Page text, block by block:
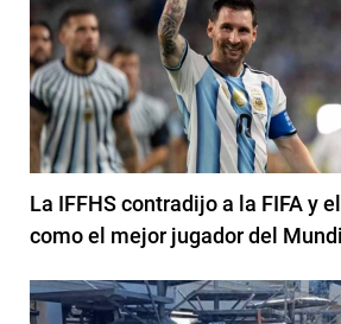
La IFFHS contradijo a la FIFA y
como el mejor jugador del